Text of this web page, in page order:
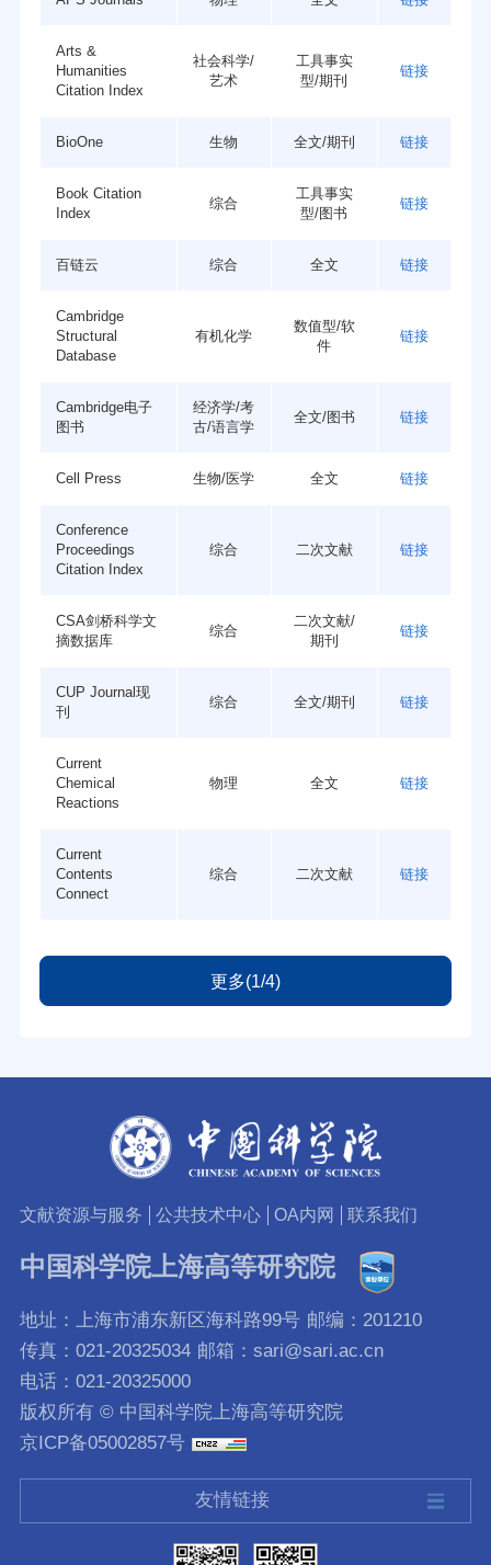
Arts &
Humanities
Citation Index
社会科学/
艺术
工具事实
型/期刊
链接
BioOne 生物 全文/期刊 链接
Book Citation
Index
综合
工具事实
型/图书
链接
百链云 综合 全文 链接
Cambridge
Structural
Database
有机化学
数值型/软
件
链接
Cambridge电子
图书
经济学/考
古/语言学
全文/图书 链接
Cell Press 生物/医学 全文 链接
Conference
Proceedings
Citation Index
综合 二次文献 链接
CSA剑桥科学文
摘数据库
综合
二次文献/
期刊
链接
CUP Journal现
刊
综合 全文/期刊 链接
Current
Chemical
Reactions
物理 全文 链接
Current
Contents
Connect
综合 二次文献 链接
更多(1/4)
文献资源与服务 公共技术中心 OA内网 联系我们
中国科学院上海高等研究院
地址：上海市浦东新区海科路99号 邮编：201210
传真：021-20325034 邮箱：sari@sari.ac.cn
电话：021-20325000
版权所有 © 中国科学院上海高等研究院
京ICP备05002857号
友情链接